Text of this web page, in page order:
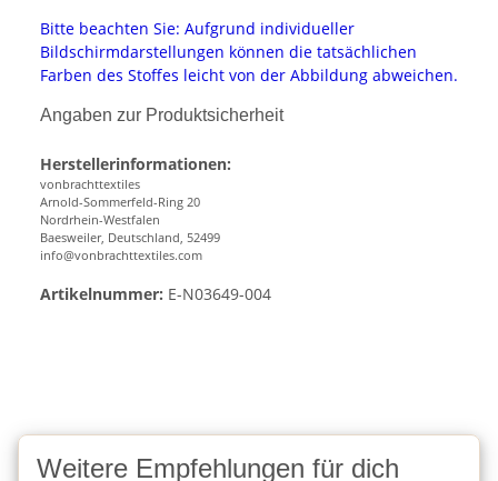
Bitte beachten Sie: Aufgrund individueller
Bildschirmdarstellungen können die tatsächlichen
Farben des Stoffes leicht von der Abbildung abweichen.
Angaben zur Produktsicherheit
Herstellerinformationen:
vonbrachttextiles
Arnold-Sommerfeld-Ring 20
Nordrhein-Westfalen
Baesweiler, Deutschland, 52499
info@vonbrachttextiles.com
Artikelnummer: E-N03649-004
Weitere Empfehlungen für dich